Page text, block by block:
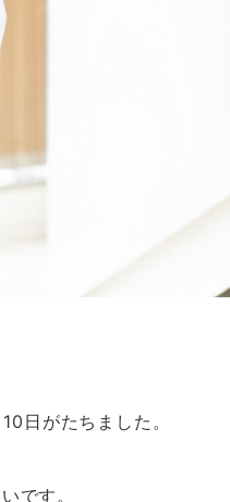
日がたちました。
です。